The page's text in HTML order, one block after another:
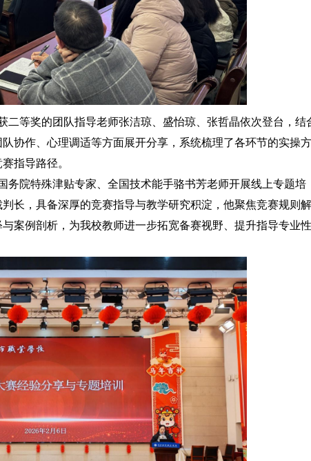
二等奖的团队指导老师张洁琼、盛怡琼、张哲晶依次登台，结
协作、心理调适等方面展开分享，系统梳理了各环节的实操
指导路径。
务院特殊津贴专家、全国技术能手骆书芳老师开展线上专题培
长，具备深厚的竞赛指导与教学研究积淀，他聚焦竞赛规则
案例剖析，为我校教师进一步拓宽备赛视野、提升指导专业